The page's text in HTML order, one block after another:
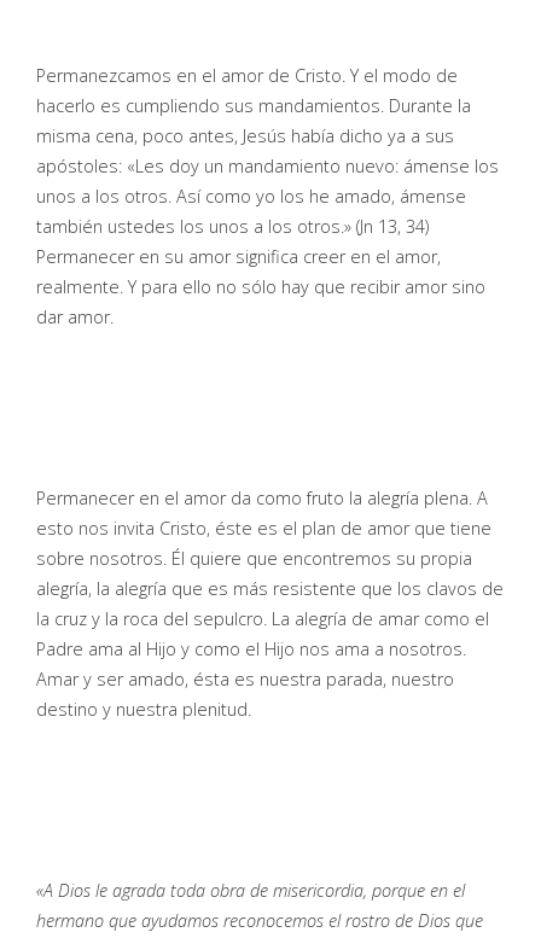
Permanezcamos en el amor de Cristo. Y el modo de
hacerlo es cumpliendo sus mandamientos. Durante la
misma cena, poco antes, Jesús había dicho ya a sus
apóstoles: «Les doy un mandamiento nuevo: ámense los
unos a los otros. Así como yo los he amado, ámense
también ustedes los unos a los otros.» (Jn 13, 34)
Permanecer en su amor significa creer en el amor,
realmente. Y para ello no sólo hay que recibir amor sino
dar amor.
Permanecer en el amor da como fruto la alegría plena. A
esto nos invita Cristo, éste es el plan de amor que tiene
sobre nosotros. Él quiere que encontremos su propia
alegría, la alegría que es más resistente que los clavos de
la cruz y la roca del sepulcro. La alegría de amar como el
Padre ama al Hijo y como el Hijo nos ama a nosotros.
Amar y ser amado, ésta es nuestra parada, nuestro
destino y nuestra plenitud.
«A Dios le agrada toda obra de misericordia, porque en el
hermano que ayudamos reconocemos el rostro de Dios que